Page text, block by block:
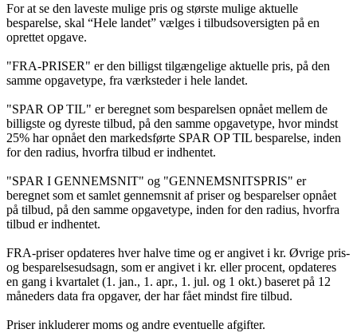
For at se den laveste mulige pris og største mulige aktuelle
besparelse, skal “Hele landet” vælges i tilbudsoversigten på en
oprettet opgave.
"FRA-PRISER" er den billigst tilgængelige aktuelle pris, på den
samme opgavetype, fra værksteder i hele landet.
"SPAR OP TIL" er beregnet som besparelsen opnået mellem de
billigste og dyreste tilbud, på den samme opgavetype, hvor mindst
25% har opnået den markedsførte SPAR OP TIL besparelse, inden
for den radius, hvorfra tilbud er indhentet.
"SPAR I GENNEMSNIT" og "GENNEMSNITSPRIS" er
beregnet som et samlet gennemsnit af priser og besparelser opnået
på tilbud, på den samme opgavetype, inden for den radius, hvorfra
tilbud er indhentet.
FRA-priser opdateres hver halve time og er angivet i kr. Øvrige pris-
og besparelsesudsagn, som er angivet i kr. eller procent, opdateres
en gang i kvartalet (1. jan., 1. apr., 1. jul. og 1 okt.) baseret på 12
måneders data fra opgaver, der har fået mindst fire tilbud.
Priser inkluderer moms og andre eventuelle afgifter.